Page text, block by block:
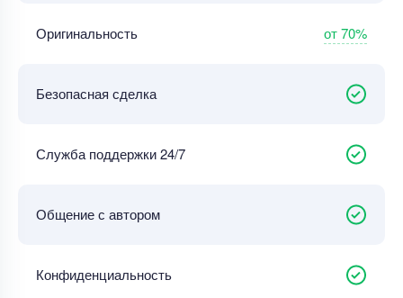
Оригинальность от 70%
Безопасная сделка
Служба поддержки 24/7
Общение с автором
Конфиденциальность